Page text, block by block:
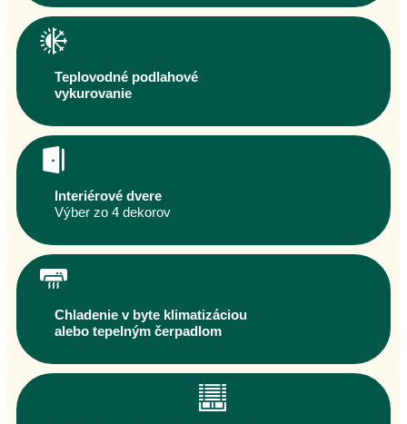
Teplovodné podlahové
vykurovanie
Interiérové dvere
Výber zo 4 dekorov
Chladenie v byte klimatizáciou
alebo tepelným čerpadlom